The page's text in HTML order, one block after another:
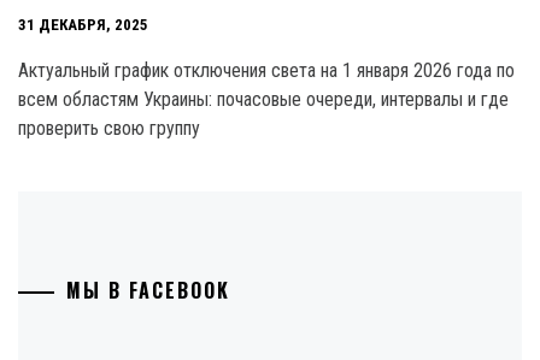
31 ДЕКАБРЯ, 2025
Актуальный график отключения света на 1 января 2026 года по
всем областям Украины: почасовые очереди, интервалы и где
проверить свою группу
МЫ В FACEBOOK